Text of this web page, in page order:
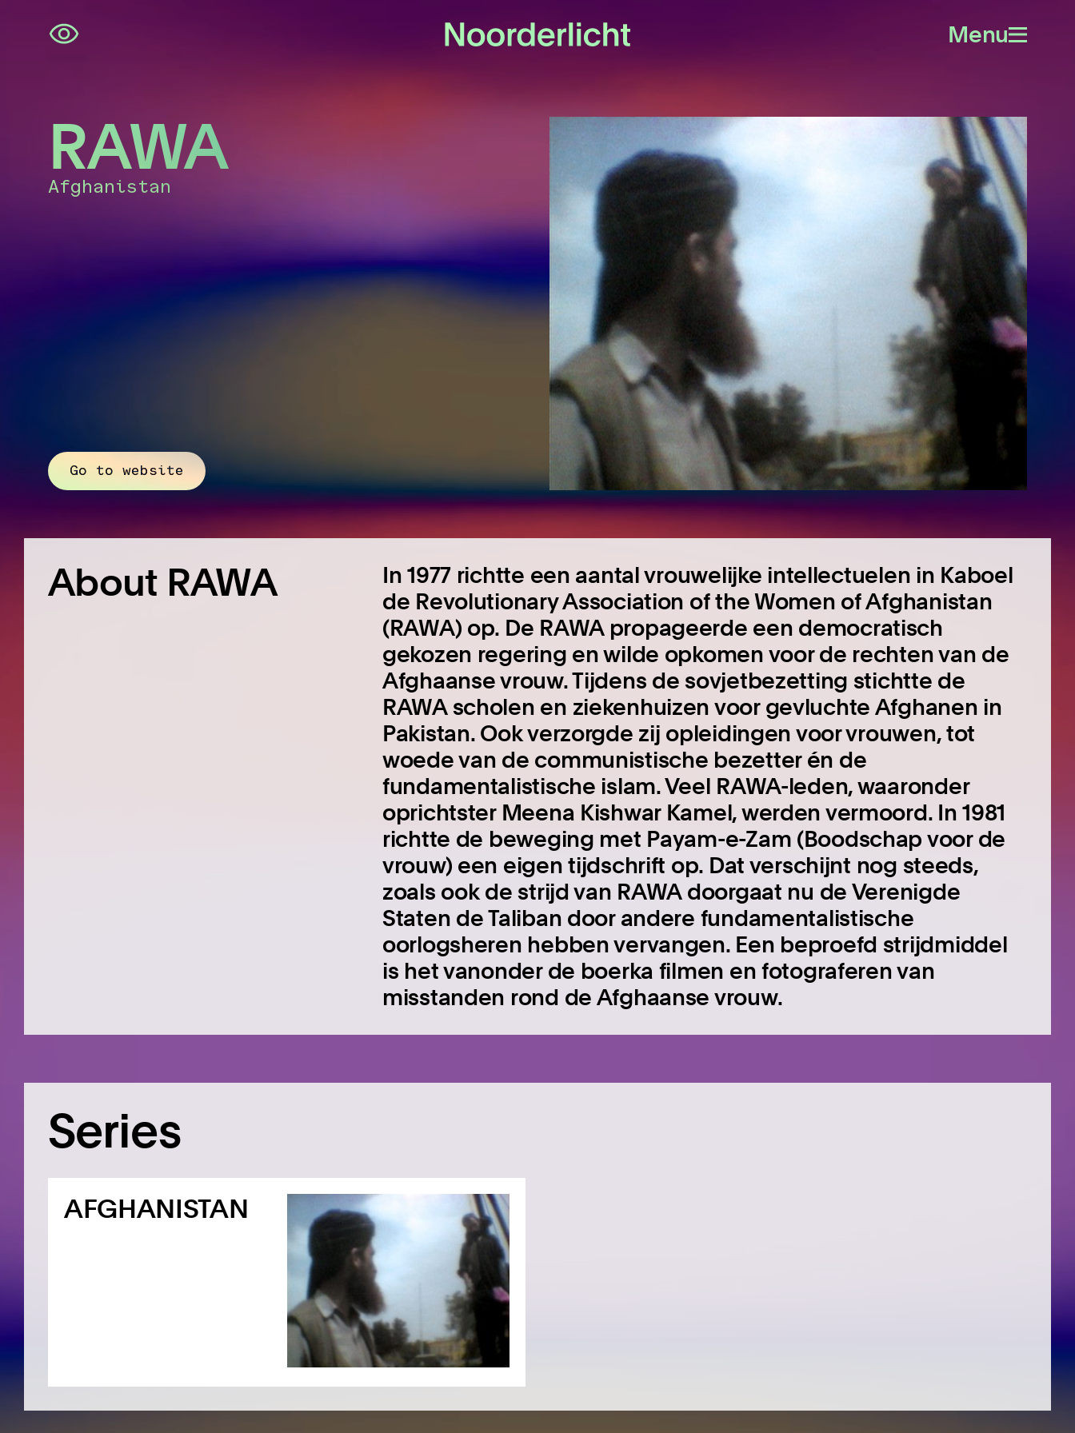
Skip
navigation
Open
Menu
RAWA
Afghanistan
Go to website
About RAWA
In 1977 richtte een aantal vrouwelijke intellectuelen in Kaboel
de Revolutionary Association of the Women of Afghanistan
(RAWA) op. De RAWA propageerde een democratisch
gekozen regering en wilde opkomen voor de rechten van de
Afghaanse vrouw. Tijdens de sovjetbezetting stichtte de
RAWA scholen en ziekenhuizen voor gevluchte Afghanen in
Pakistan. Ook verzorgde zij opleidingen voor vrouwen, tot
woede van de communistische bezetter én de
fundamentalistische islam. Veel RAWA-leden, waaronder
oprichtster Meena Kishwar Kamel, werden vermoord. In 1981
richtte de beweging met Payam-e-Zam (Boodschap voor de
vrouw) een eigen tijdschrift op. Dat verschijnt nog steeds,
zoals ook de strijd van RAWA doorgaat nu de Verenigde
Staten de Taliban door andere fundamentalistische
oorlogsheren hebben vervangen. Een beproefd strijdmiddel
is het vanonder de boerka filmen en fotograferen van
misstanden rond de Afghaanse vrouw.
Series
AFGHANISTAN